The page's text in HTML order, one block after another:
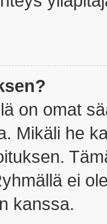
on omat
Mikäli he
ei
kanssa.